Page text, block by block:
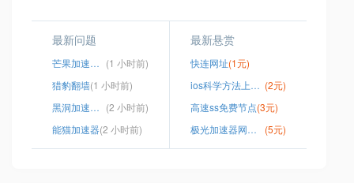
最新问题
芒果加速器下载安卓版 (1 小时前)
猎豹翻墙(1 小时前)
黑洞加速器永久版 (2 小时前)
能猫加速器(2 小时前)
最新悬赏
快连网址(1元)
ios科学方法上网app (2元)
高速ss免费节点(3元)
极光加速器网际云提速怎么用
(5元)